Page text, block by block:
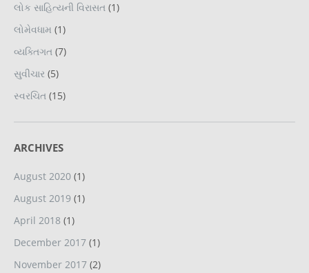
લોક સાહિત્યની વિરાસત (1)
લોમેવધામ (1)
વ્યક્તિગત (7)
સુવીચાર (5)
સ્વરચિત (15)
ARCHIVES
August 2020 (1)
August 2019 (1)
April 2018 (1)
December 2017 (1)
November 2017 (2)